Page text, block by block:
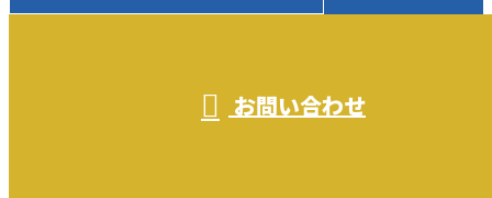
お問い合わせ